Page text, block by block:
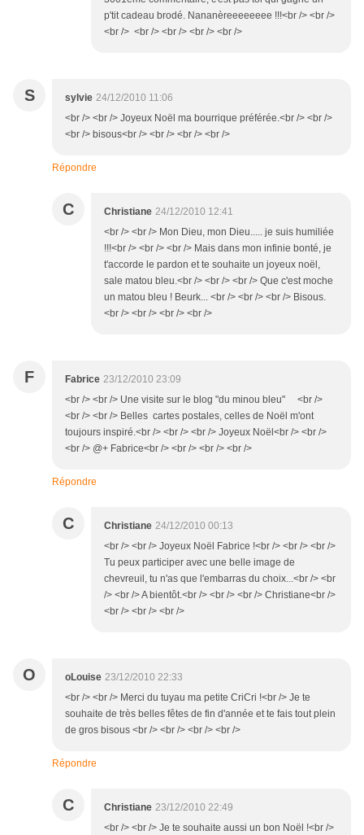
p'tit cadeau brodé. Nananèreeeeeeee !!!<br /> <br />
<br /> <br /> <br /> <br /> <br />
S sylvie 24/12/2010 11:06
<br /> <br /> Joyeux Noël ma bourrique préférée.<br /> <br />
<br /> bisous<br /> <br /> <br /> <br />
Répondre
C Christiane 24/12/2010 12:41
<br /> <br /> Mon Dieu, mon Dieu..... je suis humiliée
!!!<br /> <br /> <br /> Mais dans mon infinie bonté, je
t'accorde le pardon et te souhaite un joyeux noël,
sale matou bleu.<br /> <br /> <br /> Que c'est moche
un matou bleu ! Beurk... <br /> <br /> <br /> Bisous.
<br /> <br /> <br /> <br />
F Fabrice 23/12/2010 23:09
<br /> <br /> Une visite sur le blog "du minou bleu" <br />
<br /> <br /> Belles cartes postales, celles de Noël m'ont
toujours inspiré.<br /> <br /> <br /> Joyeux Noël<br /> <br />
<br /> @+ Fabrice<br /> <br /> <br /> <br />
Répondre
C Christiane 24/12/2010 00:13
<br /> <br /> Joyeux Noël Fabrice !<br /> <br /> <br />
Tu peux participer avec une belle image de
chevreuil, tu n'as que l'embarras du choix...<br /> <br
/> <br /> A bientôt.<br /> <br /> <br /> Christiane<br />
<br /> <br /> <br />
O oLouise 23/12/2010 22:33
<br /> <br /> Merci du tuyau ma petite CriCri !<br /> Je te
souhaite de très belles fêtes de fin d'année et te fais tout plein
de gros bisous <br /> <br /> <br /> <br />
Répondre
C Christiane 23/12/2010 22:49
<br /> <br /> Je te souhaite aussi un bon Noël !<br />